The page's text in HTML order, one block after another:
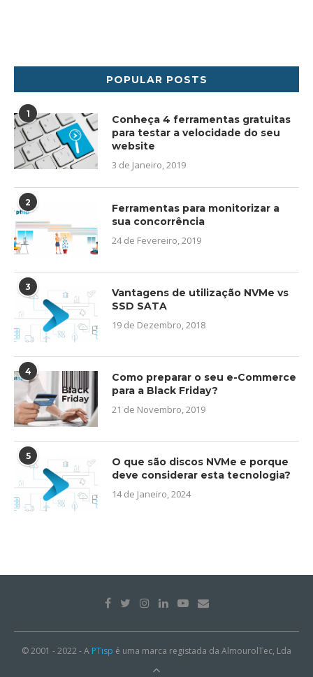
POPULAR POSTS
1
Conheça 4 ferramentas gratuitas
para testar a velocidade do seu
website
3 de Janeiro, 2019
2
Ferramentas para monitorizar a
sua concorrência
24 de Fevereiro, 2019
3
Vantagens de utilização NVMe vs
SSD SATA
19 de Dezembro, 2018
4
Como preparar o seu e-Commerce
para a Black Friday?
21 de Novembro, 2019
5
O que são discos NVMe e porque
deve considerar esta tecnologia?
14 de Janeiro, 2024
© 2001 - 2022 - A PTisp é uma marca registada da AlmourolTec, Lda